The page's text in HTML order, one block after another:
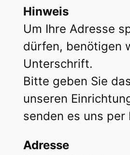
Hinweis
Um Ihre Adresse
dürfen, benötigen
Unterschrift.
Bitte geben Sie
unseren
senden es uns per
Adresse